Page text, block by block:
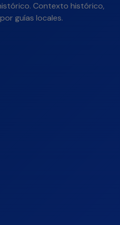
Contexto histórico,
guías locales.